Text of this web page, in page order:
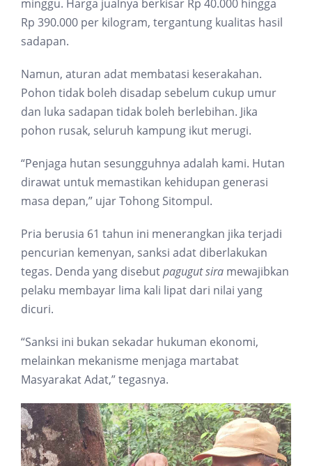
minggu. Harga jualnya berkisar Rp 40.000 hingga
Rp 390.000 per kilogram, tergantung kualitas hasil
sadapan.
Namun, aturan adat membatasi keserakahan.
Pohon tidak boleh disadap sebelum cukup umur
dan luka sadapan tidak boleh berlebihan. Jika
pohon rusak, seluruh kampung ikut merugi.
“Penjaga hutan sesungguhnya adalah kami. Hutan
dirawat untuk memastikan kehidupan generasi
masa depan,” ujar Tohong Sitompul.
Pria berusia 61 tahun ini menerangkan jika terjadi
pencurian kemenyan, sanksi adat diberlakukan
tegas. Denda yang disebutpagugut sira mewajibkan
pelaku membayar lima kali lipat dari nilai yang
dicuri.
“Sanksi ini bukan sekadar hukuman ekonomi,
melainkan mekanisme menjaga martabat
Masyarakat Adat,” tegasnya.